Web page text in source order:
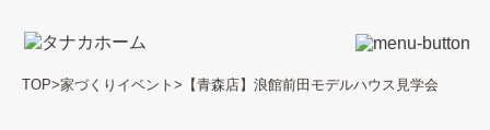
TOP>家づくりイベント > 【青森店】浪館前田モデルハウス見学会